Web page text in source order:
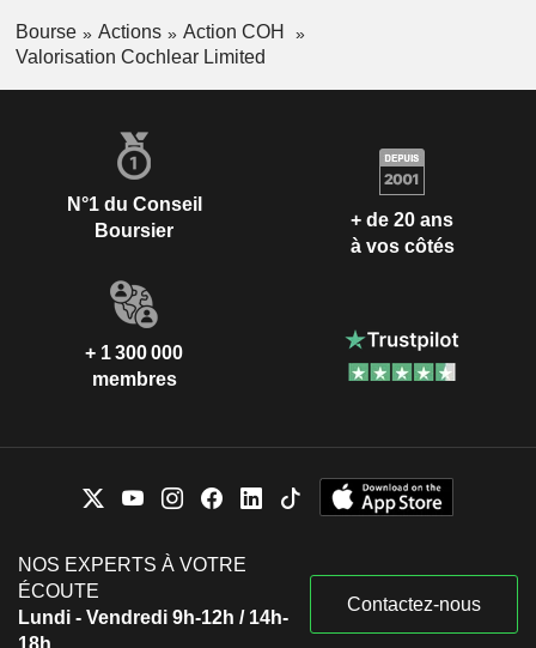
Bourse Actions
Action COH
Valorisation Cochlear Limited
N°1 du Conseil
Boursier
+ de 20 ans
à vos côtés
+ 1 300 000
membres
NOS EXPERTS À VOTRE
ÉCOUTE
Lundi - Vendredi 9h-12h / 14h-
Contactez-nous